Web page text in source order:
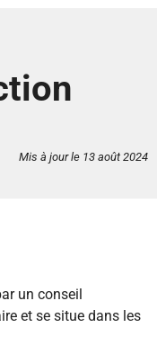
Mis à jour le 13 août 2024
un conseil
et se situe dans les